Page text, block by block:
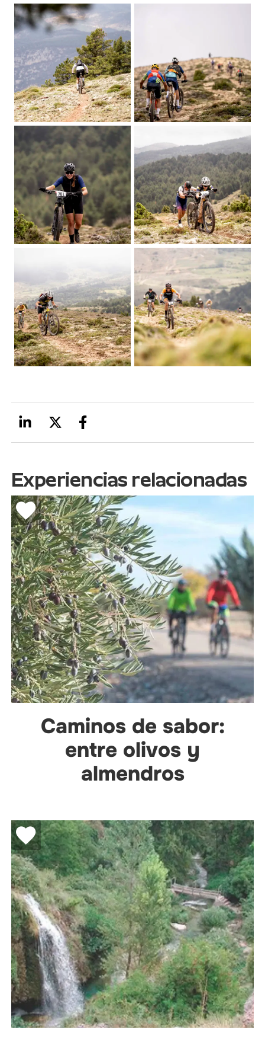
Experiencias relacionadas
Caminos de sabor:
entre olivos y
almendros